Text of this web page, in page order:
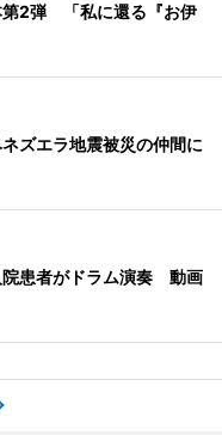
第2弾 「私に還る『お伊
ズエラ地震被災の仲間に
院患者がドラム演奏 動画